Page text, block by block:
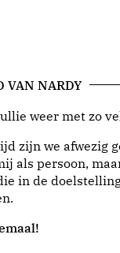
VAN NARDY
weer met zo
zijn we afwezig
als persoon,
in de